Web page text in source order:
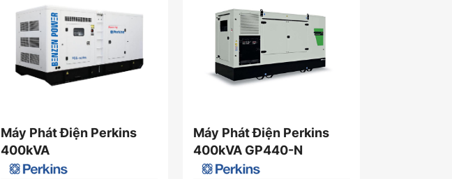
Máy Phát Điện Perkins
400kVA
Máy Phát Điện Perkins
400kVA GP440-N